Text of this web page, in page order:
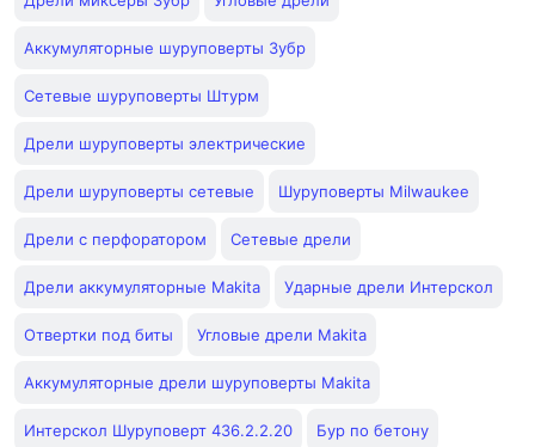
Аккумуляторные шуруповерты Зубр
Сетевые шуруповерты Штурм
Дрели шуруповерты электрические
Дрели шуруповерты сетевые Шуруповерты Milwaukee
Дрели с перфоратором Сетевые дрели
Дрели аккумуляторные Makita Ударные дрели Интерскол
Отвертки под биты Угловые дрели Makita
Аккумуляторные дрели шуруповерты Makita
Интерскол Шуруповерт 436.2.2.20 Бур по бетону